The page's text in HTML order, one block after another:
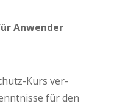
Anwen­der
Kurs ver­
für den